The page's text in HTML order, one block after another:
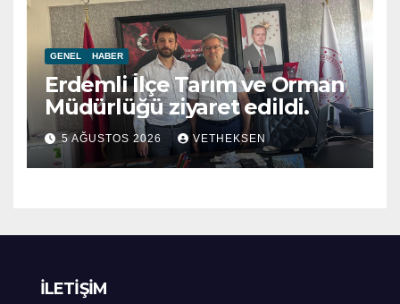
GENEL HABER
Erdemli İlçe Tarım ve Orman
Müdürlüğü ziyaret edildi.
5 AĞUSTOS 2026 VETHEKSEN
İLETIŞIM